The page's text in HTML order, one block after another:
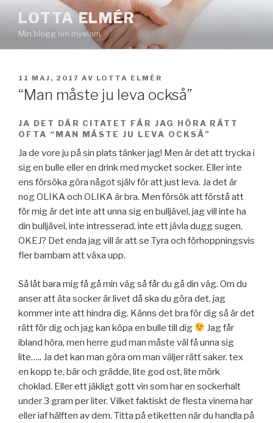
innehåll
LOTTA ELMÉR
Min blogg om myelom
PUBLICERAT
11 MAJ, 2017 AV LOTTA ELMÉR
“Man måste ju leva också”
JA DET DÄR CITATET FÅR JAG HÖRA RÄTT
OFTA “MAN MÅSTE JU LEVA OCKSÅ”
Ja de vore ju på sin plats tänker jag! Men är det att trycka i
sig en bulle eller en drink med mycket socker. Eller inte
ens försöka göra något själv för att just leva. Ja det är
nog OLIKA och OLIKA är bra. Men försök att förstå att
för mig är det inte att unna sig en bulljävel, jag vill inte ha
din bulljävel, inte intresserad, inte ett jävla dugg sugen,
OKEJ? Det enda jag vill är att se Tyra och förhoppningsvis
fler barnbarn att växa upp.
Så låt bara mig få gå min väg så får du gå din väg. Om du
anser att äta socker är livet då ska du göra det, jag
kommer inte att hindra dig. Känns det bra för dig så är det
rätt för dig och jag kan köpa en bulle till dig
Jag får
ibland höra, men herre gud man måste väl få unna sig
lite….. Ja det kan man göra om man väljer rätt saker. tex
en kopp te, bär och grädde, lite god ost, lite mörk
choklad. Eller ett jäkligt gott vin som har en sockerhalt
under 3 gram per liter. Vilket faktiskt de flesta vinerna har
eller iaf hälften av dem. Titta på etiketten när du handla på